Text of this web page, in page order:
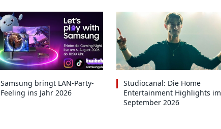
Samsung bringt LAN-Party-
Feeling ins Jahr 2026
Studiocanal: Die Home
Entertainment Highlights im
September 2026